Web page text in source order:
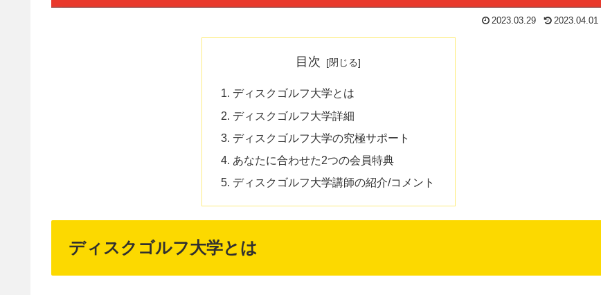
2023.03.29 2023.04.01
目次
ディスクゴルフ大学とは
ディスクゴルフ大学詳細
ディスクゴルフ大学の究極サポート
あなたに合わせた2つの会員特典
ディスクゴルフ大学講師の紹介/コメント
ディスクゴルフ大学とは